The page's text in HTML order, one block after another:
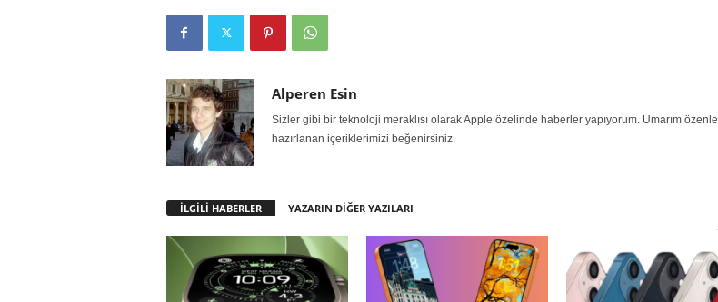
Alperen Esin
Sizler gibi bir teknoloji meraklısı olarak Apple özelinde haberler yapıyorum. Umarım özenle
hazırlanan içeriklerimizi beğenirsiniz.
İLGİLİ HABERLER YAZARIN DİĞER YAZILARI